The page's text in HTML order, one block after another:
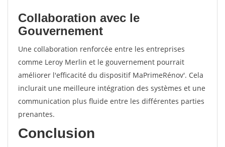
Collaboration avec le
Gouvernement
Une collaboration renforcée entre les entreprises
comme Leroy Merlin et le gouvernement pourrait
améliorer l'efficacité du dispositif MaPrimeRénov'. Cela
inclurait une meilleure intégration des systèmes et une
communication plus fluide entre les différentes parties
prenantes.
Conclusion